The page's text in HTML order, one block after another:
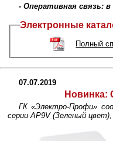
- Оперативная связь:
Электронные
Полный
07.07.2019
Новинка:
ГК «Электро-Профи»
серии AP9V (Зеленый